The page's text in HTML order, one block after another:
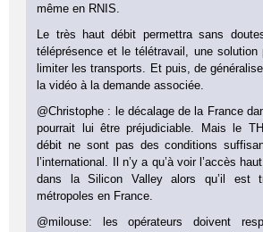
même en RNIS.
Le très haut débit permettra sans
téléprésence et le télétravail, une solution
limiter les transports. Et puis, de
la vidéo à la demande associée.
@Christophe : le décalage de la France
pourrait lui être préjudiciable. Mais le
débit ne sont pas des conditions
l’international. Il n’y a qu’à voir l’accès
dans la Silicon Valley alors qu’il est
métropoles en France.
@milouse: les opérateurs doivent